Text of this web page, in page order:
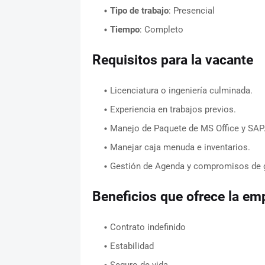
Tipo de trabajo: Presencial
Tiempo: Completo
Requisitos para la vacante
Licenciatura o ingeniería culminada.
Experiencia en trabajos previos.
Manejo de Paquete de MS Office y SAP.
Manejar caja menuda e inventarios.
Gestión de Agenda y compromisos de
Beneficios que ofrece la
Contrato indefinido
Estabilidad